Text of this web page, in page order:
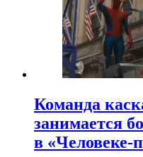
Команда
занимается
в «Человеке-